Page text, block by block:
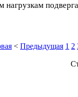
< Предыдущая 1 2